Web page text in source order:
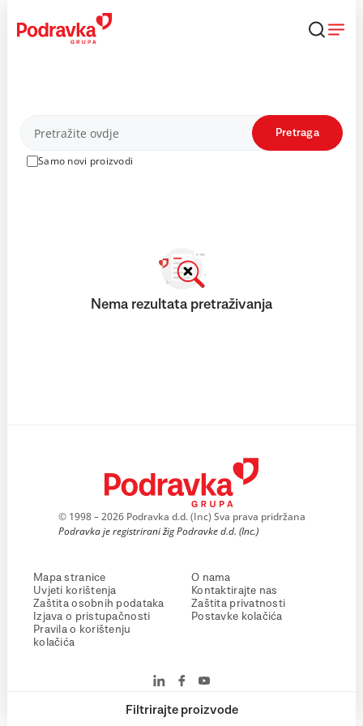
content
Proizvodi
Samo novi proizvodi
Pretraga
Filtrirajte proizvode
Nema rezultata pretraživanja
© 1998 – 2026 Podravka d.d. (Inc) Sva prava pridržana
Podravka je registrirani žig Podravke d.d. (Inc.)
Mapa stranice
Uvjeti korištenja
Zaštita osobnih podataka
Izjava o pristupačnosti
Pravila o korištenju
kolačića
O nama
Kontaktirajte nas
Zaštita privatnosti
Postavke kolačića